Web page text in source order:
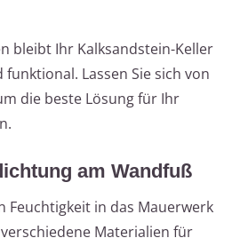
bleibt Ihr Kalksandstein-Keller
Lassen Sie sich von
die beste Lösung für Ihr
am Wandfuß
Feuchtigkeit in das Mauerwerk
Materialien für